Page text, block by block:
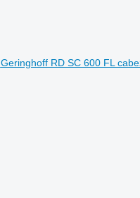
Geringhoff RD SC 600 FL